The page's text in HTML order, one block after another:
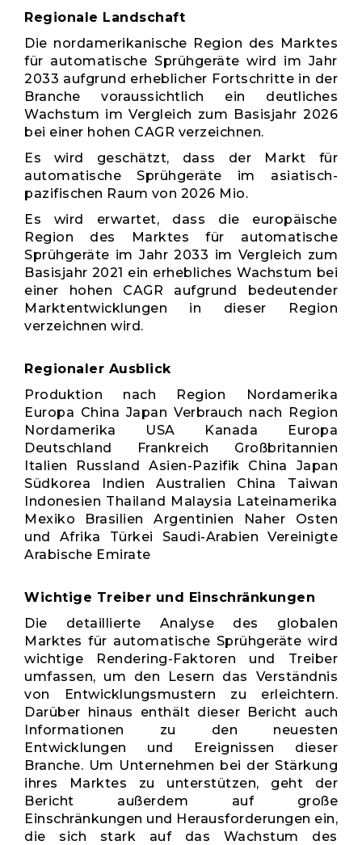
Regionale Landschaft
Die nordamerikanische Region des Marktes
für automatische Sprühgeräte wird im Jahr
2033 aufgrund erheblicher Fortschritte in der
Branche voraussichtlich ein deutliches
Wachstum im Vergleich zum Basisjahr 2026
bei einer hohen CAGR verzeichnen.
Es wird geschätzt, dass der Markt für
automatische Sprühgeräte im asiatisch-
pazifischen Raum von 2026 Mio.
Es wird erwartet, dass die europäische
Region des Marktes für automatische
Sprühgeräte im Jahr 2033 im Vergleich zum
Basisjahr 2021 ein erhebliches Wachstum bei
einer hohen CAGR aufgrund bedeutender
Marktentwicklungen in dieser Region
verzeichnen wird.
Regionaler Ausblick
Produktion nach Region Nordamerika
Europa China Japan Verbrauch nach Region
Nordamerika USA Kanada Europa
Deutschland Frankreich Großbritannien
Italien Russland Asien-Pazifik China Japan
Südkorea Indien Australien China Taiwan
Indonesien Thailand Malaysia Lateinamerika
Mexiko Brasilien Argentinien Naher Osten
und Afrika Türkei Saudi-Arabien Vereinigte
Arabische Emirate
Wichtige Treiber und Einschränkungen
Die detaillierte Analyse des globalen
Marktes für automatische Sprühgeräte wird
wichtige Rendering-Faktoren und Treiber
umfassen, um den Lesern das Verständnis
von Entwicklungsmustern zu erleichtern.
Darüber hinaus enthält dieser Bericht auch
Informationen zu den neuesten
Entwicklungen und Ereignissen dieser
Branche. Um Unternehmen bei der Stärkung
ihres Marktes zu unterstützen, geht der
Bericht außerdem auf große
Einschränkungen und Herausforderungen ein,
die sich stark auf das Wachstum des